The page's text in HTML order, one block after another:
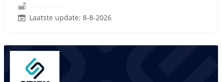
Laatste update: 8-8-2026